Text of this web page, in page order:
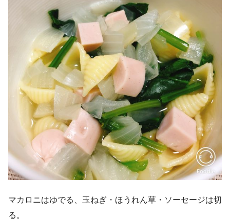
マカロニはゆでる、玉ねぎ・ほうれん草・ソーセージは切
る。